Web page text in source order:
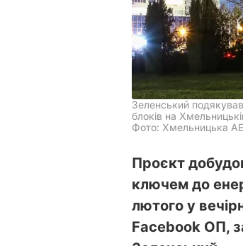
Зеленський подякував
блоків на
Фото: Хмельницька
Проєкт
ключем до
лютого у
Facebook ОП,